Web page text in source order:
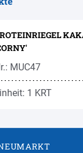
MUC47
1 KRT